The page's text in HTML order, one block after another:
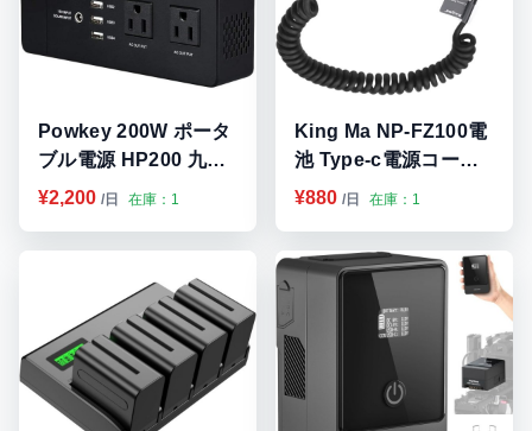
州
Sony α・FXシリーズを中心にカメラ・レンズ・動画撮影機材を提供。
映像制作・イベント撮影・YouTube撮影対応。プロ機材を安心価格でレ
ンタル可能。
Powkey 200W ポータ
ブル電源 HP200 九
州・福岡レンタル
¥2,200 /日 在庫：1
King Ma NP-FZ100電
池 Type-c電源コード
付きNP-FZ100 交換互
ル
¥880 /日 在庫：1